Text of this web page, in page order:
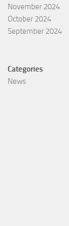
November 2024
October 2024
September 2024
Categories
News